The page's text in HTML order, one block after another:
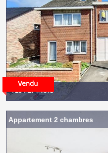
7134 EPINOIS
Appartement 2 chambres